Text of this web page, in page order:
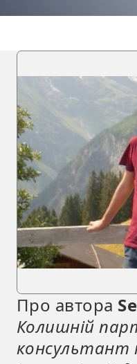
Про автора
Колишній
консультант